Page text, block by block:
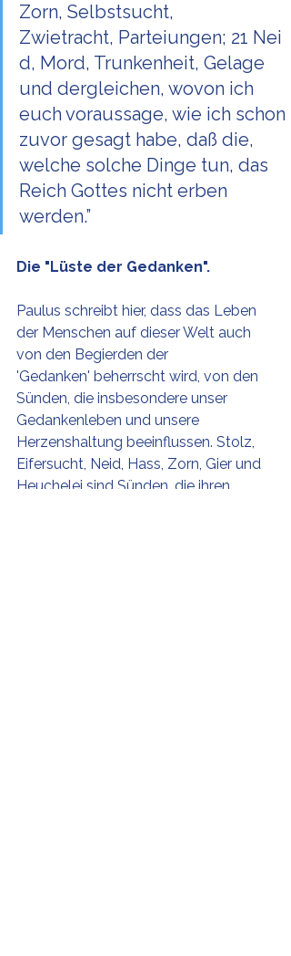
Zorn, Selbstsucht,
Zwietracht, Parteiungen; 21 Nei
d, Mord, Trunkenheit, Gelage
und dergleichen, wovon ich
euch voraussage, wie ich schon
zuvor gesagt habe, daß die,
welche solche Dinge tun, das
Reich Gottes nicht erben
werden.”
Die "Lüste der Gedanken".
Paulus schreibt hier, dass das Leben
der Menschen auf dieser Welt auch
von den Begierden der
'Gedanken' beherrscht wird, von den
Sünden, die insbesondere unser
Gedankenleben und unsere
Herzenshaltung beeinflussen. Stolz,
Eifersucht, Neid, Hass, Zorn, Gier und
Heuchelei sind Sünden, die ihren